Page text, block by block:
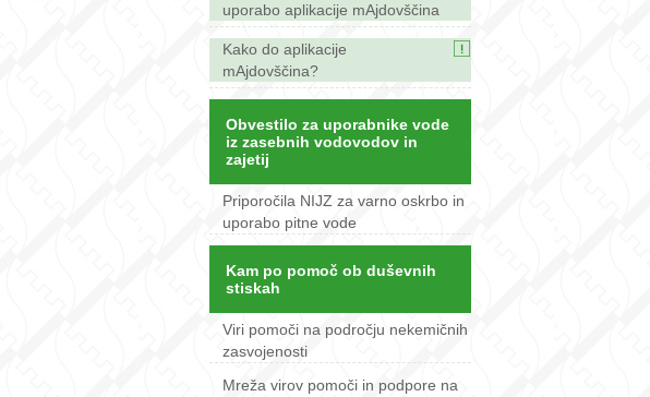
uporabo aplikacije mAjdovščina
Kako do aplikacije
mAjdovščina?
Obvestilo za uporabnike vode
iz zasebnih vodovodov in
zajetij
Priporočila NIJZ za varno oskrbo in
uporabo pitne vode
Kam po pomoč ob duševnih
stiskah
Viri pomoči na področju nekemičnih
zasvojenosti
Mreža virov pomoči in podpore na